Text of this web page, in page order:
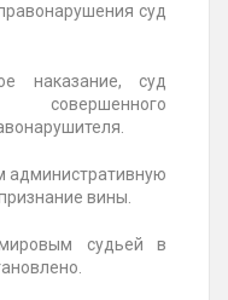
суд
наказание, суд
административную
вины.
судьей в